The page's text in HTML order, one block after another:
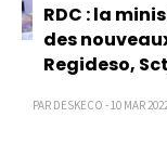
RDC : la
des
Regideso,
PAR DESKECO - 10 MAR